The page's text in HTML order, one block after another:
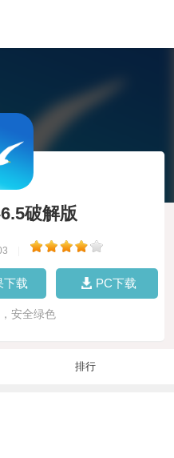
破解版
下载 PC下载
安全绿色
排行